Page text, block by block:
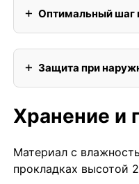
Оптимальный шаг
Защита при
Хранение и
Материал с
прокладках высотой